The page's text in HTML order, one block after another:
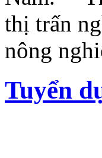
thị trấn
nông
Tuyển